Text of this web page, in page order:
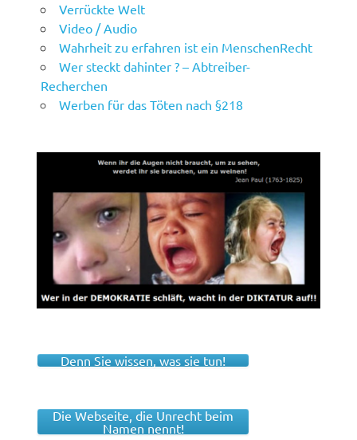
Verrückte Welt
Video / Audio
Wahrheit zu erfahren ist ein MenschenRecht
Wer steckt dahinter ? – Abtreiber-
Recherchen
Werben für das Töten nach §218
Denn Sie wissen, was sie tun!
Die Webseite, die Unrecht beim
Namen nennt!